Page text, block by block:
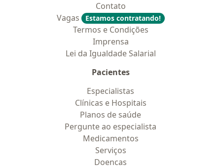
Contato
Vagas
Estamos contratando!
Termos e Condições
Imprensa
Lei da Igualdade Salarial
Pacientes
Especialistas
Clínicas e Hospitais
Planos de saúde
Pergunte ao especialista
Medicamentos
Serviços
Doencas